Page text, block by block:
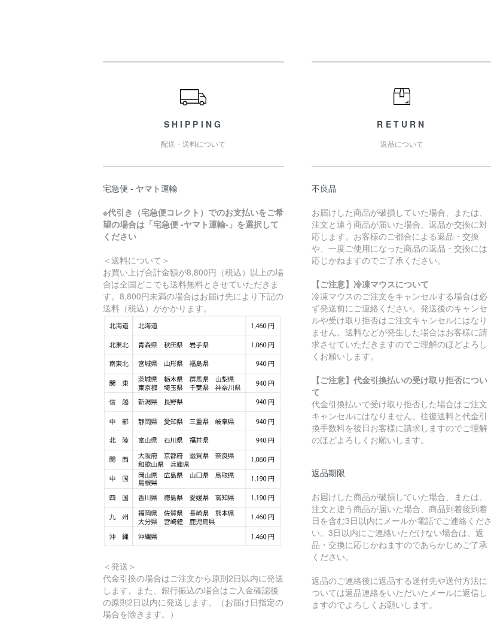
SHIPPING
配送・送料について
宅急便 - ヤマト運輸
※代引き（宅急便コレクト）でのお支払いをご希
望の場合は「宅急便 -ヤマト運輸-」を選択して
ください
＜送料について＞
お買い上げ合計金額が8,800円（税込）以上の場
合は全国どこでも送料無料とさせていただきま
す。8,800円未満の場合はお届け先により下記の
送料（税込）がかかります。
＜発送＞
代金引換の場合はご注文から原則2日以内に発送
します。また、銀行振込の場合はご入金確認後
の原則2日以内に発送します。（お届け日指定の
場合を除きます。）
RETURN
返品について
不良品
お届けした商品が破損していた場合、または、
注文と違う商品が届いた場合、返品か交換に対
応します。お客様のご都合による返品・交換
や、一度ご使用になった商品の返品・交換には
応じかねますのでご了承ください。
【ご注意】冷凍マウスについて
冷凍マウスのご注文をキャンセルする場合は必
ず発送前にご連絡ください。発送後のキャンセ
ルや受け取り拒否はご注文キャンセルにはなり
ません。送料などが発生した場合はお客様に請
求させていただきますのでご理解のほどよろし
くお願いします。
【ご注意】代金引換払いの受け取り拒否につい
て
代金引換払いで受け取り拒否した場合はご注文
キャンセルにはなりません。往復送料と代金引
換手数料を後日お客様に請求しますのでご理解
のほどよろしくお願いします。
返品期限
お届けした商品が破損していた場合、または、
注文と違う商品が届いた場合、商品到着後到着
日を含む3日以内にメールか電話でご連絡くださ
い。3日以内にご連絡いただけない場合は、返
品・交換に応じかねますのであらかじめご了承
ください。
返品のご連絡後に返品する送付先や送付方法に
ついては返品連絡をいただいたメールに返信し
ますのでよろしくお願いします。